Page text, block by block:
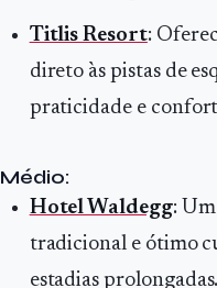
Titlis Resort:
direto às pistas de
praticidade e
Médio:
Hotel Waldegg:
tradicional e ótimo
estadias prolongadas.